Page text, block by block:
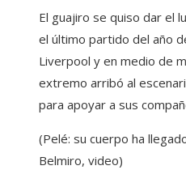
El guajiro se quiso dar el
el último partido del año
Liverpool y en medio de
extremo arribó al
para apoyar a sus
(Pelé: su cuerpo ha
Belmiro, video)